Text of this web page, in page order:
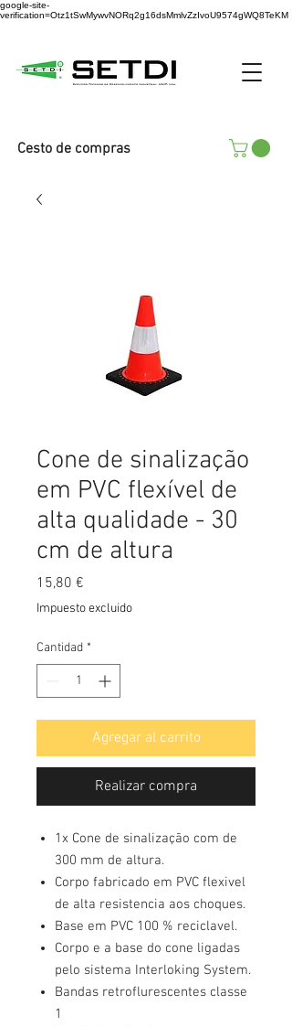
google-site-
verification=Otz1tSwMywvNORq2g16dsMmlvZzIvoU9574gWQ8TeKM
Cesto de compras
Cone de sinalização
em PVC flexível de
alta qualidade - 30
cm de altura
15,80 €
Impuesto excluido
Cantidad *
Agregar al carrito
Realizar compra
1x Cone de sinalização com de
300 mm de altura.
Corpo fabricado em PVC flexivel
de alta resistencia aos choques.
Base em PVC 100 % reciclavel.
Corpo e a base do cone ligadas
pelo sistema Interloking System.
Bandas retroflurescentes classe
1